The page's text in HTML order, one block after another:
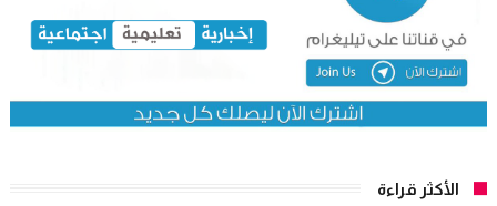
الأكثر قراءة